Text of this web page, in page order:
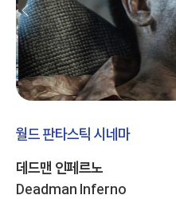
월드 판타스틱 시네마
데드맨 인페르노
Deadman Inferno